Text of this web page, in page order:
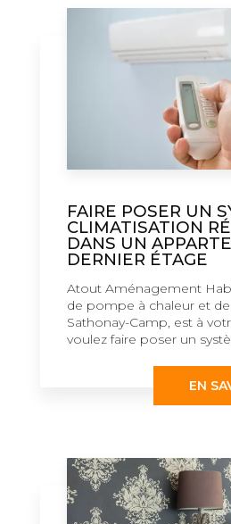
FAIRE POSER UN
CLIMATISATION
DANS UN
DERNIER ÉTAGE
Atout Aménagement
de pompe à chaleur et
Sathonay-Camp, est à
voulez faire poser un
EN